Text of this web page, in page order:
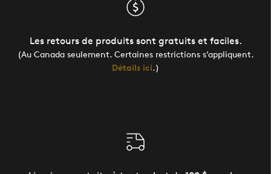
Les retours de produits sont gratuits et faciles.
(Au Canada seulement. Certaines restrictions s’appliquent.
Détails ici.)